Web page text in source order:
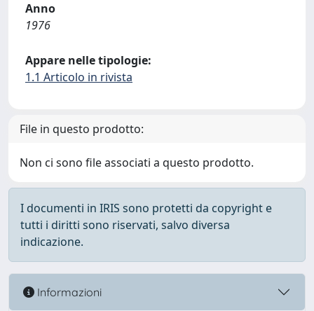
Anno
1976
Appare nelle tipologie:
1.1 Articolo in rivista
File in questo prodotto:
Non ci sono file associati a questo prodotto.
I documenti in IRIS sono protetti da copyright e
tutti i diritti sono riservati, salvo diversa
indicazione.
Informazioni